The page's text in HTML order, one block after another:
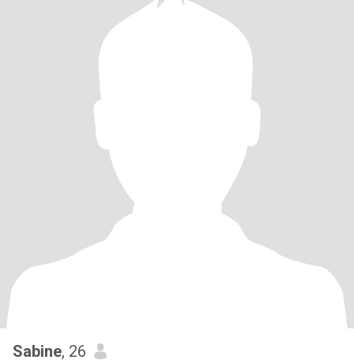
Sabine, 26